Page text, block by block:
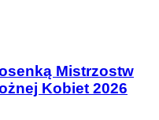
Mistrzostw
Kobiet 2026